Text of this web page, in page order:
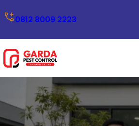
ke 0812 8009 2223